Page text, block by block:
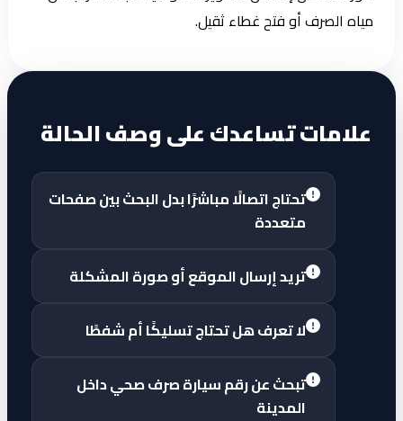
مياه الصرف أو فتح غطاء ثقيل.
علامات تساعدك على وصف الحالة
تحتاج اتصالًا مباشرًا بدل البحث بين صفحات
متعددة
تريد إرسال الموقع أو صورة المشكلة
لا تعرف هل تحتاج تسليكًا أم شفطًا
تبحث عن رقم سيارة صرف صحي داخل
المدينة